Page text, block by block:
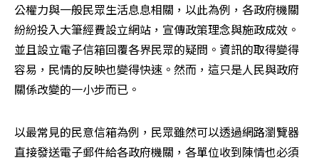
公權力與一般民眾生活息息相關，以此為例，各政府機關
紛紛投入大筆經費設立網站，宣傳政策理念與施政成效。
並且設立電子信箱回覆各界民眾的疑問。資訊的取得變得
容易，民情的反映也變得快速。然而，這只是人民與政府
關係改變的一小步而已。
以最常見的民意信箱為例，民眾雖然可以透過網路瀏覽器
直接發送電子郵件給各政府機關，各單位收到陳情也必須